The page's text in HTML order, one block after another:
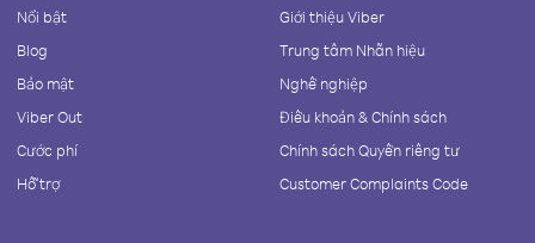
Nổi bật
Blog
Bảo mật
Viber Out
Cước phí
Hỗ trợ
Giới thiệu Viber
Trung tâm Nhãn hiệu
Nghề nghiệp
Điều khoản & Chính sách
Chính sách Quyền riêng tư
Customer Complaints Code